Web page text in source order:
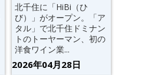
北千住に「HiBi（ひ
び）」がオープン。「ア
タル」で北千住ドミナン
トのトーヤーマン、初の
洋食ワイン業...
2026年04月28日